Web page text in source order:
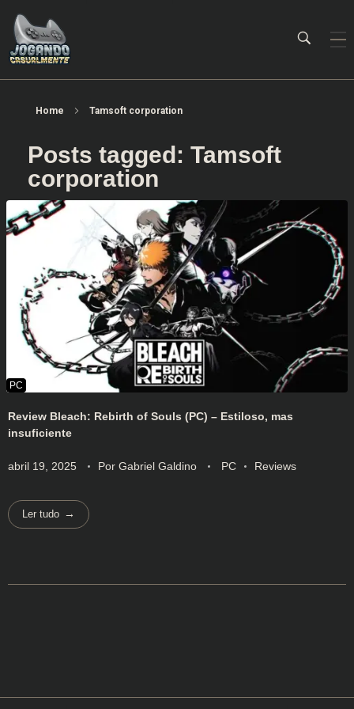
Home Tamsoft corporation
Posts tagged: Tamsoft
corporation
Review Bleach: Rebirth of Souls (PC) – Estiloso, mas
insuficiente
abril 19, 2025 Por Gabriel Galdino PC Reviews
Ler tudo